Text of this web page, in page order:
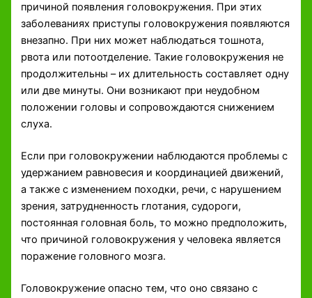
причиной появления головокружения. При этих
заболеваниях приступы головокружения появляются
внезапно. При них может наблюдаться тошнота,
рвота или потоотделение. Такие головокружения не
продолжительны – их длительность составляет одну
или две минуты. Они возникают при неудобном
положении головы и сопровождаются снижением
слуха.
Если при головокружении наблюдаются проблемы с
удержанием равновесия и координацией движений,
а также с изменением походки, речи, с нарушением
зрения, затрудненность глотания, судороги,
постоянная головная боль, то можно предположить,
что причиной головокружения у человека является
поражение головного мозга.
Головокружение опасно тем, что оно связано с